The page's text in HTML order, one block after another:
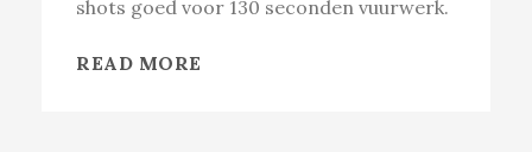
shots goed voor 130 seconden vuurwerk.
READ MORE